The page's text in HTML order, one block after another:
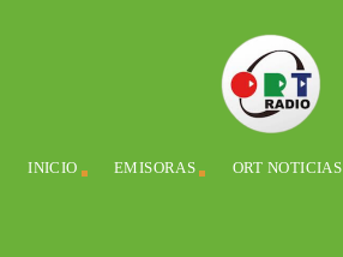
INICIO EMISORAS ORT NOTICIAS